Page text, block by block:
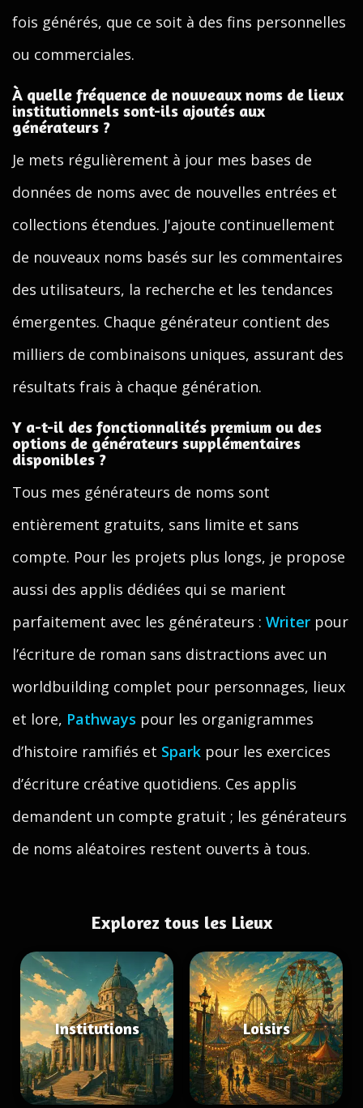
fois générés, que ce soit à des fins personnelles
ou commerciales.
À quelle fréquence de nouveaux noms de lieux
institutionnels sont-ils ajoutés aux
générateurs ?
Je mets régulièrement à jour mes bases de
données de noms avec de nouvelles entrées et
collections étendues. J'ajoute continuellement
de nouveaux noms basés sur les commentaires
des utilisateurs, la recherche et les tendances
émergentes. Chaque générateur contient des
milliers de combinaisons uniques, assurant des
résultats frais à chaque génération.
Y a-t-il des fonctionnalités premium ou des
options de générateurs supplémentaires
disponibles ?
Tous mes générateurs de noms sont
entièrement gratuits, sans limite et sans
compte. Pour les projets plus longs, je propose
aussi des applis dédiées qui se marient
parfaitement avec les générateurs : Writer pour
l’écriture de roman sans distractions avec un
worldbuilding complet pour personnages, lieux
et lore, Pathways pour les organigrammes
d’histoire ramifiés et Spark pour les exercices
d’écriture créative quotidiens. Ces applis
demandent un compte gratuit ; les générateurs
de noms aléatoires restent ouverts à tous.
Explorez tous les Lieux
Institutions Loisirs